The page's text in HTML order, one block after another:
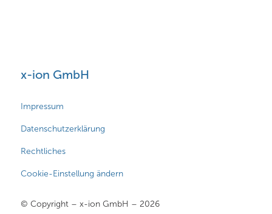
x-ion GmbH
Impressum
Datenschutzerklärung
Rechtliches
Cookie-Einstellung ändern
© Copyright – x-ion GmbH – 2026